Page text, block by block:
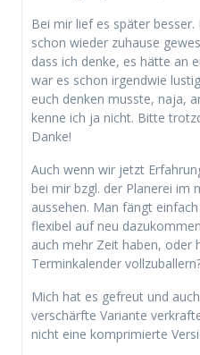
Bei mir lief es später
schon wieder zuhause
dass ich denke, es hätte an
war es schon irgendwie
euch denken musste, naja,
kenne ich ja nicht. Bitte
Danke!
Auch wenn wir jetzt
bei mir bzgl. der Planerei im
aussehen. Man fängt
flexibel auf neu
auch mehr Zeit haben, oder
Terminkalender
Mich hat es gefreut und
verschärfte Variante
nicht eine komprimierte